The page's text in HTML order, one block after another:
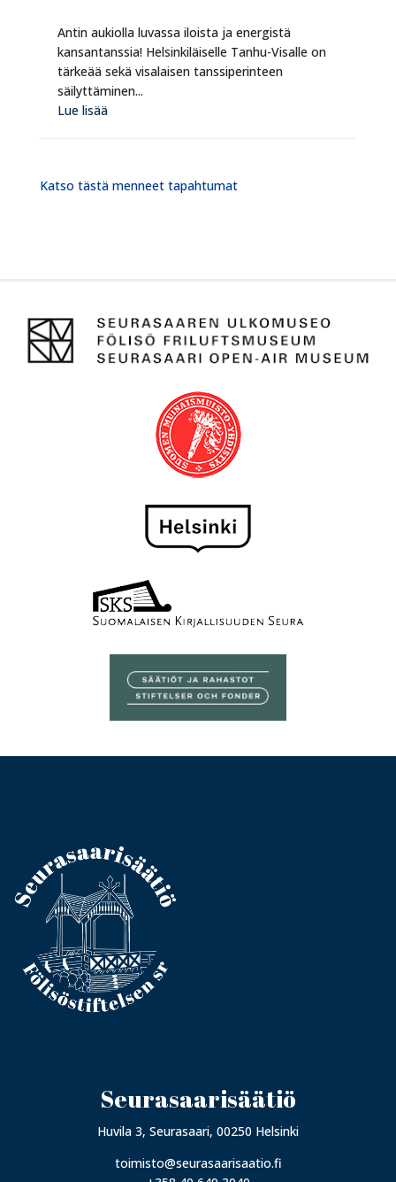
Antin aukiolla luvassa iloista ja energistä
kansantanssia! Helsinkiläiselle Tanhu-Visalle on
tärkeää sekä visalaisen tanssiperinteen
säilyttäminen...
Lue lisää
Katso tästä menneet tapahtumat
Seurasaarisäätiö
Huvila 3, Seurasaari, 00250 Helsinki
toimisto@seurasaarisaatio.fi